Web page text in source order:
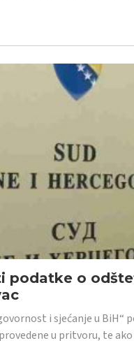
podatke o
i sjećanje u
u pritvoru, te